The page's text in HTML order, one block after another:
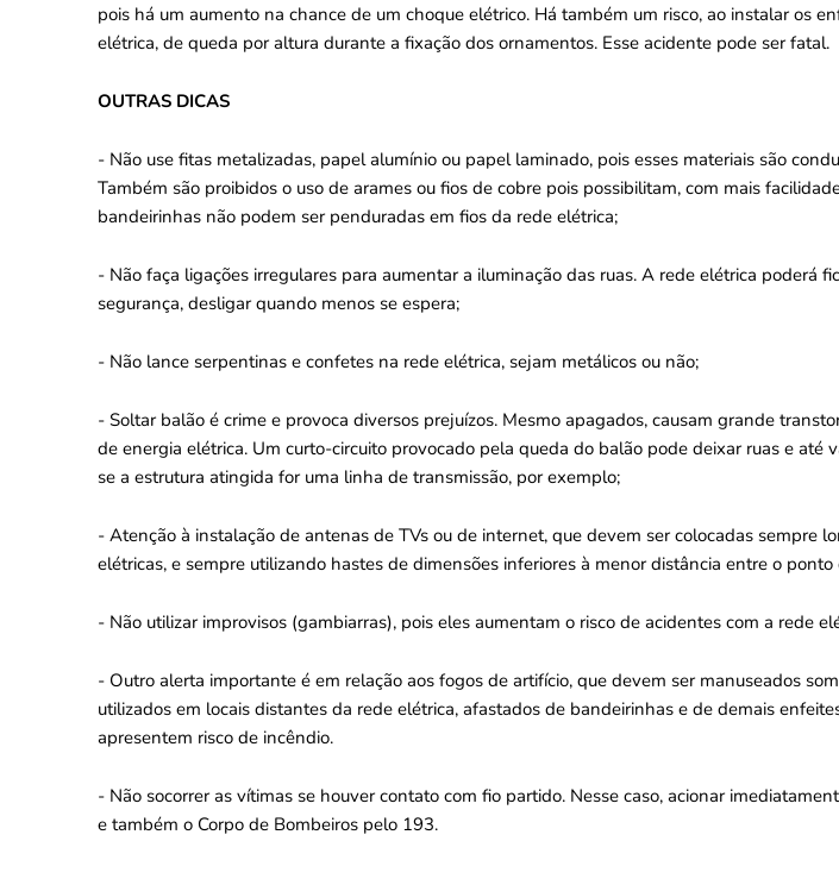
pois há um aumento na chance de um choque elétrico. Há também um risco, ao instalar os
elétrica, de queda por altura durante a fixação dos ornamentos. Esse acidente pode ser fatal.
OUTRAS DICAS
- Não use fitas metalizadas, papel alumínio ou papel laminado, pois esses materiais são
Também são proibidos o uso de arames ou fios de cobre pois possibilitam, com mais
bandeirinhas não podem ser penduradas em fios da rede elétrica;
- Não faça ligações irregulares para aumentar a iluminação das ruas. A rede elétrica poderá
segurança, desligar quando menos se espera;
- Não lance serpentinas e confetes na rede elétrica, sejam metálicos ou não;
- Soltar balão é crime e provoca diversos prejuízos. Mesmo apagados, causam grande
de energia elétrica. Um curto-circuito provocado pela queda do balão pode deixar ruas e até
se a estrutura atingida for uma linha de transmissão, por exemplo;
- Atenção à instalação de antenas de TVs ou de internet, que devem ser colocadas sempre
elétricas, e sempre utilizando hastes de dimensões inferiores à menor distância entre o ponto
- Não utilizar improvisos (gambiarras), pois eles aumentam o risco de acidentes com a rede
- Outro alerta importante é em relação aos fogos de artifício, que devem ser manuseados
utilizados em locais distantes da rede elétrica, afastados de bandeirinhas e de demais
apresentem risco de incêndio.
- Não socorrer as vítimas se houver contato com fio partido. Nesse caso, acionar
e também o Corpo de Bombeiros pelo 193.